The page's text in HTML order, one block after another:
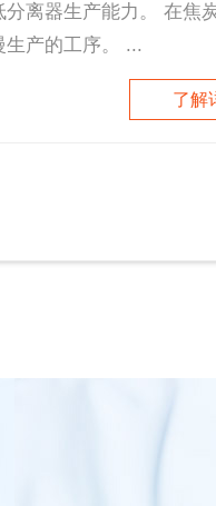
分离器生产能力。 在焦
生产的工序。 ...
了解